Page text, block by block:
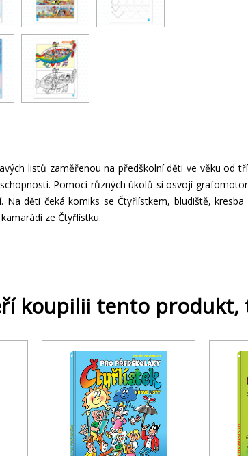
listů zaměřenou na předškolní děti ve věku od
Pomocí různých úkolů si osvojí
Na děti čeká komiks se Čtyřlístkem, bludiště,
ze Čtyřlístku.
koupilii tento produkt,